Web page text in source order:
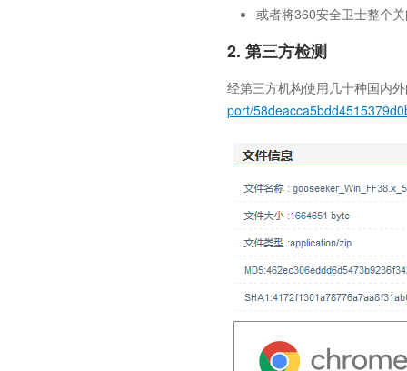
或者将360安全卫士整个
2. 第三方检测
经第三方机构使用几十种国内
port/